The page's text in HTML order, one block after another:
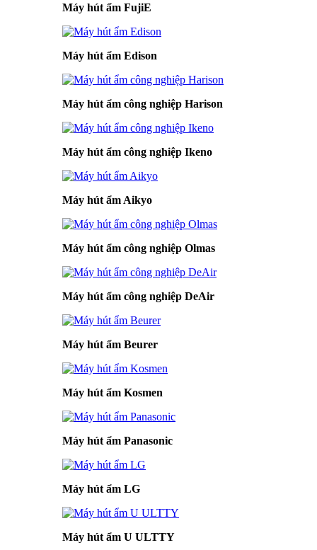
Máy hút ẩm FujiE
Máy hút ẩm Edison
Máy hút ẩm công nghiệp Harison
Máy hút ẩm công nghiệp Ikeno
Máy hút ẩm Aikyo
Máy hút ẩm công nghiệp Olmas
Máy hút ẩm công nghiệp DeAir
Máy hút ẩm Beurer
Máy hút ẩm Kosmen
Máy hút ẩm Panasonic
Máy hút ẩm LG
Máy hút ẩm U ULTTY